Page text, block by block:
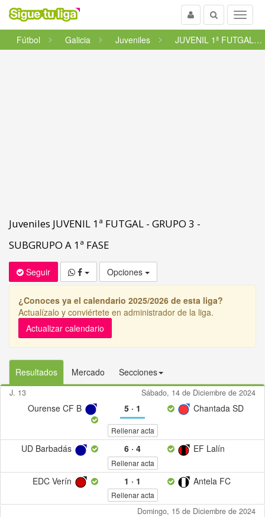
Menu
Buscar
Usuario
Fútbol
Galicia Juveniles JUVENIL 1ª FUTGAL - GRUPO 3 -...
Juveniles JUVENIL 1ª FUTGAL - GRUPO 3 -
SUBGRUPO A 1ª FASE
Seguir Opciones
¿Conoces ya el calendario 2025/2026 de esta liga?
Actualízalo y conviértete en administrador de la liga.
Actualizar calendario
Resultados Mercado Secciones
J. 13 Sábado, 14 de Diciembre de 2024
Ourense CF B 5· 1 Chantada SD
Rellenar acta
UD Barbadás 6· 4 EF Lalín
Rellenar acta
EDC Verín 1 · 1 Antela FC
Rellenar acta
Domingo, 15 de Diciembre de 2024